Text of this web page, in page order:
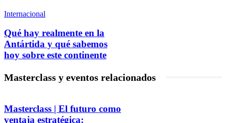
Internacional
Qué hay realmente en la
Antártida y qué sabemos
hoy sobre este continente
Masterclass y eventos relacionados
Masterclass | El futuro como
ventaja estratégica: